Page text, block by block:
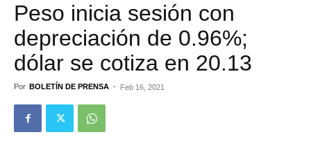
Peso inicia sesión con
depreciación de 0.96%;
dólar se cotiza en 20.13
Por BOLETÍN DE PRENSA - Feb 16, 2021